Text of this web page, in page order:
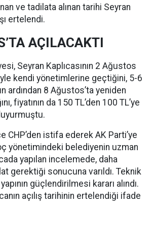
ve tadilata alınan tarihi Seyran
ertelendi.
AÇILACAKTI
Seyran Kaplıcasının 2 Ağustos
kendi yönetimlerine geçtiğini, 5-6
ardından 8 Ağustos’ta yeniden
fiyatının da 150 TL’den 100 TL’ye
CHP’den istifa ederek AK Parti’ye
yönetimindeki belediyenin uzman
yapılan incelemede, daha
gerektiği sonucuna varıldı. Teknik
güçlendirilmesi kararı alındı.
açılış tarihinin ertelendiği ifade